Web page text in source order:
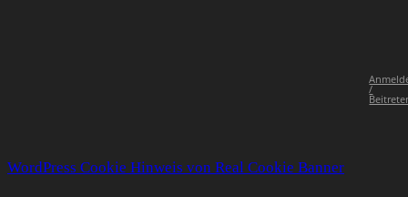
/
WordPress Cookie Hinweis von Real Cookie Banner